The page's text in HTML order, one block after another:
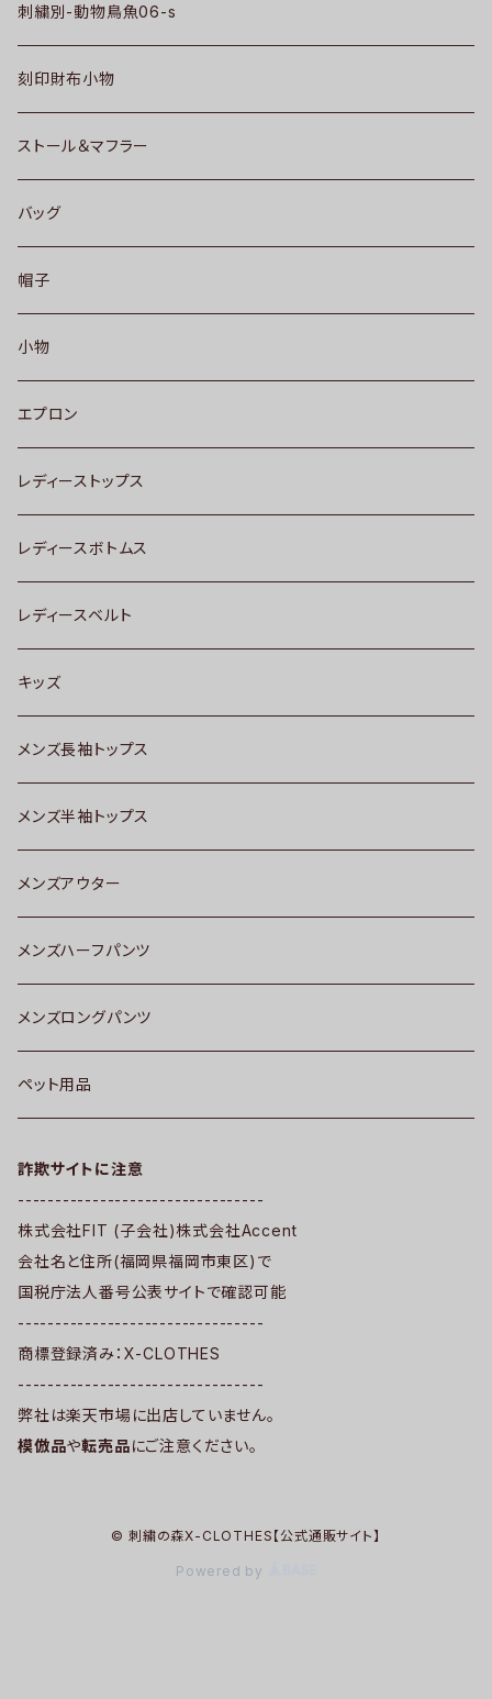
刺繍別-動物鳥魚06-s
刻印財布小物
ストール＆マフラー
バッグ
帽子
小物
エプロン
レディーストップス
レディースボトムス
レディースベルト
キッズ
メンズ長袖トップス
メンズ半袖トップス
メンズアウター
メンズハーフパンツ
メンズロングパンツ
ペット用品
詐欺サイトに注意
---------------------------------
株式会社FIT (子会社)株式会社Accent
会社名と住所(福岡県福岡市東区)で
国税庁法人番号公表サイトで確認可能
---------------------------------
商標登録済み：X-CLOTHES
---------------------------------
弊社は楽天市場に出店していません。
模倣品や転売品にご注意ください。
© 刺繍の森X-CLOTHES【公式通販サイト】
Powered by